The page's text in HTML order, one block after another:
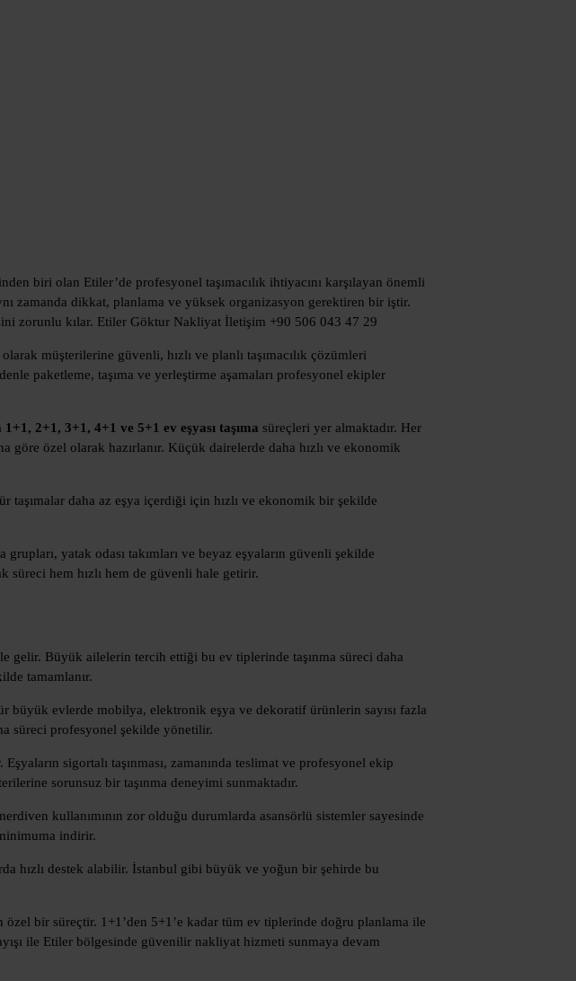
biri olan Etiler’de profesyonel taşımacılık ihtiyacını karşılayan önemli
zamanda dikkat, planlama ve yüksek organizasyon gerektiren bir iştir.
zorunlu kılar. Etiler Göktur Nakliyat İletişim +90 506 043 47 29
olarak müşterilerine güvenli, hızlı ve planlı taşımacılık çözümleri
paketleme, taşıma ve yerleştirme aşamaları profesyonel ekipler
1+1, 2+1, 3+1, 4+1 ve 5+1 ev eşyası taşıma süreçleri yer almaktadır. Her
göre özel olarak hazırlanır. Küçük dairelerde daha hızlı ve ekonomik
daha az eşya içerdiği için hızlı ve ekonomik bir şekilde
yatak odası takımları ve beyaz eşyaların güvenli şekilde
süreci hem hızlı hem de güvenli hale getirir.
gelir. Büyük ailelerin tercih ettiği bu ev tiplerinde taşınma süreci daha
tamamlanır.
büyük evlerde mobilya, elektronik eşya ve dekoratif ürünlerin sayısı fazla
süreci profesyonel şekilde yönetilir.
sigortalı taşınması, zamanında teslimat ve profesyonel ekip
sorunsuz bir taşınma deneyimi sunmaktadır.
kullanımının zor olduğu durumlarda asansörlü sistemler sayesinde
indirir.
hızlı destek alabilir. İstanbul gibi büyük ve yoğun bir şehirde bu
bir süreçtir. 1+1’den 5+1’e kadar tüm ev tiplerinde doğru planlama ile
ile Etiler bölgesinde güvenilir nakliyat hizmeti sunmaya devam